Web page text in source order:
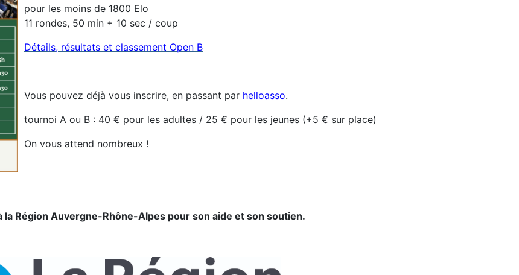
pour les moins de 1800 Elo
11 rondes, 50 min + 10 sec / coup
Détails, résultats et classement Open B
Vous pouvez déjà vous inscrire, en passant par helloasso.
tournoi A ou B : 40 € pour les adultes / 25 € pour les jeunes (+5 € sur place)
On vous attend nombreux !
la Région Auvergne-Rhône-Alpes pour son aide et son soutien.